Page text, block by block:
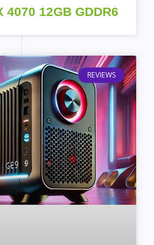
4070 12GB GDDR6
REVIEWS